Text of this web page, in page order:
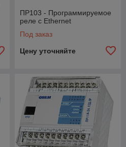
ПР103 - Программируемое
реле с Ethernet
Под заказ
Цену уточняйте